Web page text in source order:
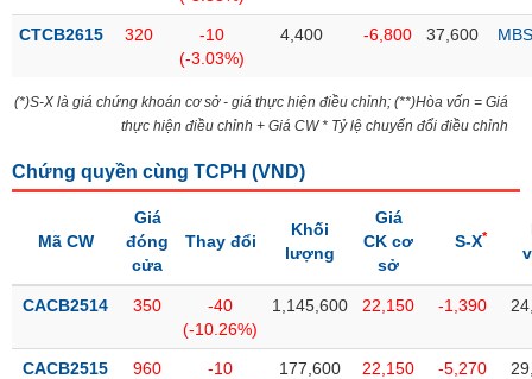
phiếu
Giao
Tài
Phân
kỹ
CTCB2615 320
-10
(-3.03%)
4,400 -6,800 37,600 MBS
(*)S-X là giá chứng khoán cơ sở - giá thực hiện điều chỉnh; (**)Hòa vốn = Giá
thực hiện điều chỉnh + Giá CW * Tỷ lệ chuyển đổi điều chỉnh
Chứng quyền cùng TCPH (VND)
Mã CW
Giá
đóng
cửa
Thay đổi
Khối
lượng
Giá
CK cơ
sở
S-X*
CACB2514 350
-40
(-10.26%)
1,145,600 22,150 -1,390
CACB2515 960
-10
177,600 22,150 -5,270
MỚI
SECTOR